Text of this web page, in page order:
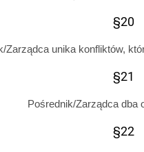
§20
Zarządca unika konfliktów,
§21
Pośrednik/Zarządca dba
§22